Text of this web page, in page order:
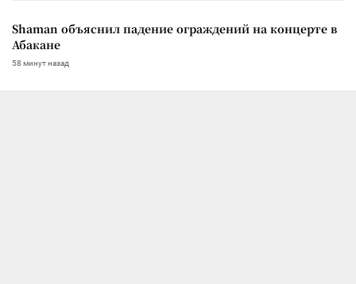
Shaman объяснил падение ограждений на концерте в
Абакане
58 минут назад